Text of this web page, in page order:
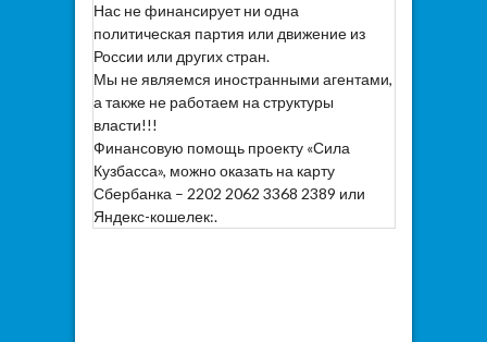
Нас не финансирует ни одна
политическая партия или движение из
России или других стран.
Мы не являемся иностранными агентами,
а также не работаем на структуры
власти!!!
Финансовую помощь проекту «Сила
Кузбасса», можно оказать на карту
Сбербанка – 2202 2062 3368 2389 или
Яндекс-кошелек:.